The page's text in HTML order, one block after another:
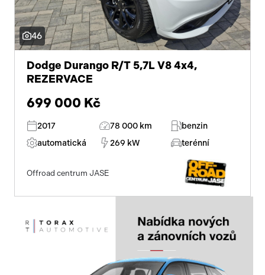
46
Dodge Durango R/T 5,7L V8 4x4,
REZERVACE
699 000 Kč
2017 78 000 km
benzin
automatická
269 kW terénní
Offroad centrum JASE